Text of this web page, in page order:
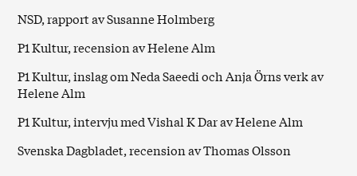
NSD, rapport av Susanne Holmberg
P1 Kultur, recension av Helene Alm
P1 Kultur, inslag om Neda Saeedi och Anja Örns verk av
Helene Alm
P1 Kultur, intervju med Vishal K Dar av Helene Alm
Svenska Dagbladet, recension av Thomas Olsson